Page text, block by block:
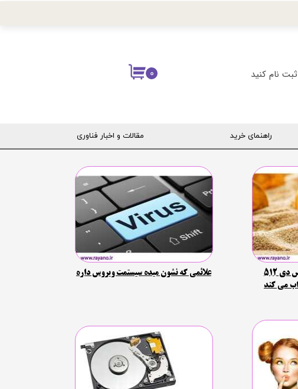
۰ ثبت نام کنید
راهنمای خرید مقالات و اخبار فناوری
علائمی که نشون میده سیستمت ویروس داره
استخراج رمز ارز چیا اس اس دی 512